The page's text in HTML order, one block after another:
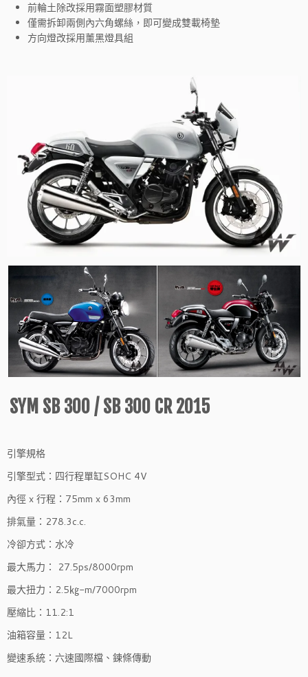
前輪土除改採用霧面塑膠材質
僅需拆卸兩側內六角螺絲，即可變成雙載椅墊
方向燈改採用薰黑燈具組
SYM SB 300 / SB 300 CR 2015
引擎規格
引擎型式：四行程單缸SOHC 4V
內徑 x 行程：75mm x 63mm
排氣量：278.3c.c.
冷卻方式：水冷
最大馬力： 27.5ps/8000rpm
最大扭力：2.5㎏-m/7000rpm
壓縮比：11.2:1
油箱容量：12L
變速系統：六速國際檔、鍊條傳動